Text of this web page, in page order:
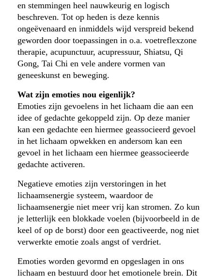
en stemmingen heel nauwkeurig en logisch
beschreven. Tot op heden is deze kennis
ongeëvenaard en inmiddels wijd verspreid bekend
geworden door toepassingen in o.a. voetreflexzone
therapie, acupunctuur, acupressuur, Shiatsu, Qi
Gong, Tai Chi en vele andere vormen van
geneeskunst en beweging.
Wat zijn emoties nou eigenlijk?
Emoties zijn gevoelens in het lichaam die aan een
idee of gedachte gekoppeld zijn. Op deze manier
kan een gedachte een hiermee geassocieerd gevoel
in het lichaam opwekken en andersom kan een
gevoel in het lichaam een hiermee geassocieerde
gedachte activeren.
Negatieve emoties zijn verstoringen in het
lichaamsenergie systeem, waardoor de
lichaamsenergie niet meer vrij kan stromen. Zo kun
je letterlijk een blokkade voelen (bijvoorbeeld in de
keel of op de borst) door een geactiveerde, nog niet
verwerkte emotie zoals angst of verdriet.
Emoties worden gevormd en opgeslagen in ons
lichaam en bestuurd door het emotionele brein. Dit